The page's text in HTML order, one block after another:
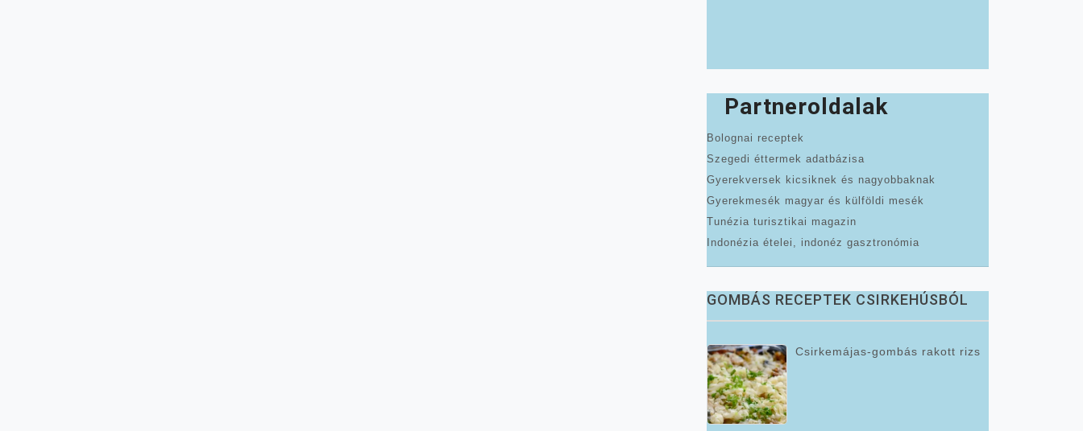
Partneroldalak
Bolognai receptek
Szegedi éttermek adatbázisa
Gyerekversek kicsiknek és nagyobbaknak
Gyerekmesék magyar és külföldi mesék
Tunézia turisztikai magazin
Indonézia ételei, indonéz gasztronómia
GOMBÁS RECEPTEK CSIRKEHÚSBÓL
Csirkemájas-gombás rakott rizs